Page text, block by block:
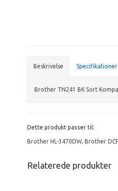
Beskrivelse Specifikationer
Brother TN241 BK Sort
Dette produkt passer til:
Brother HL-3470DW, Brother
Relaterede produkter